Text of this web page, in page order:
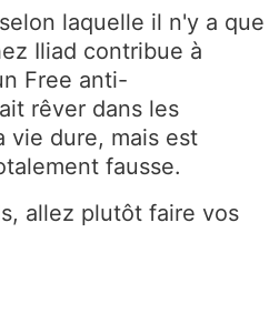
laquelle il n'y a que
Iliad contribue à
Free anti-
rêver dans les
vie dure, mais est
fausse.
allez plutôt faire vos